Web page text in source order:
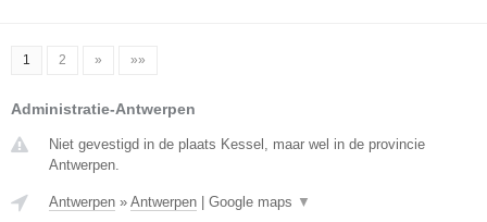
1 2 » »»
Administratie-Antwerpen
Niet gevestigd in de plaats Kessel, maar wel in de provincie
Antwerpen.
Antwerpen » Antwerpen Google maps ▼